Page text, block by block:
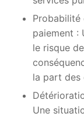
Probabilité
paiement :
le risque
la part des
Une